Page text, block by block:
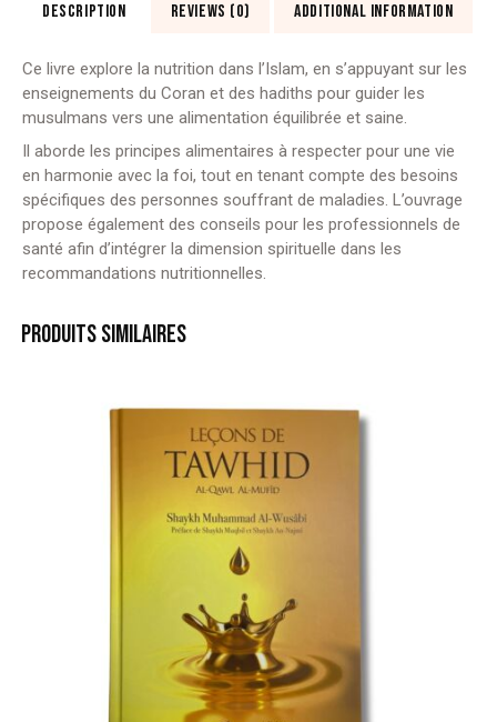
DESCRIPTION REVIEWS (0) ADDITIONAL INFORMATION
Ce livre explore la nutrition dans l’Islam, en s’appuyant sur les
enseignements du Coran et des hadiths pour guider les
musulmans vers une alimentation équilibrée et saine.
Il aborde les principes alimentaires à respecter pour une vie
en harmonie avec la foi, tout en tenant compte des besoins
spécifiques des personnes souffrant de maladies. L’ouvrage
propose également des conseils pour les professionnels de
santé afin d’intégrer la dimension spirituelle dans les
recommandations nutritionnelles.
PRODUITS SIMILAIRES